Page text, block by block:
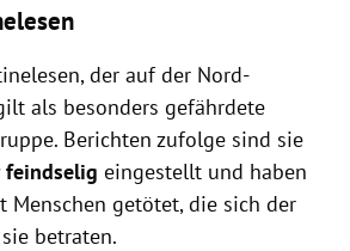
der auf der Nord-
als besonders gefährdete
Berichten zufolge sind sie
feindselig eingestellt und haben
Menschen getötet, die sich der
betraten.